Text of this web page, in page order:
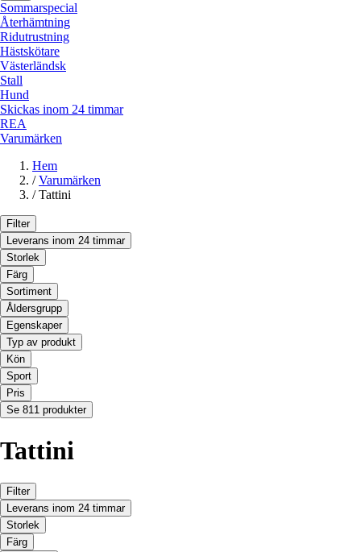
Sommarspecial
Återhämtning
Ridutrustning
Hästskötare
Västerländsk
Stall
Hund
Skickas inom 24 timmar
REA
Varumärken
Hem
/ Varumärken
/ Tattini
Filter
Leverans inom 24 timmar
Storlek
Färg
Sortiment
Åldersgrupp
Egenskaper
Typ av produkt
Kön
Sport
Pris
Se 811 produkter
Tattini
Filter
Leverans inom 24 timmar
Storlek
Färg